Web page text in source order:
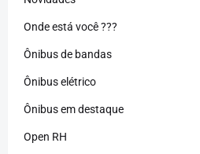
Onde está você ???
Ônibus de bandas
Ônibus elétrico
Ônibus em destaque
Open RH